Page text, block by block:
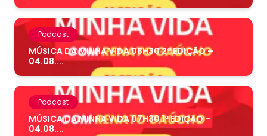
Podcast
MÚSICA DA MINHA VIDA 08H30 2ª EDIÇÃO –
04.08....
Podcast
MÚSICA DA MINHA VIDA 07H30 1ª EDIÇÃO –
04.08....